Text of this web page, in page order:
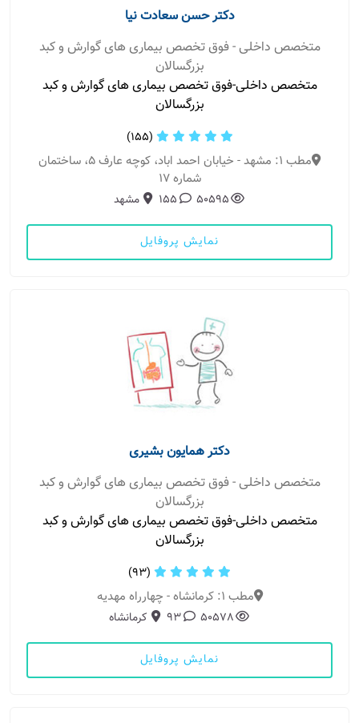
دکتر حسن سعادت نیا
متخصص داخلی - فوق تخصص بیماری های گوارش و کبد
بزرگسالان
متخصص داخلی-فوق تخصص بیماری های گوارش و کبد
بزرگسالان
(155)
مطب 1: مشهد - خیابان احمد اباد، کوچه عارف 5، ساختمان
شماره 17
50595
155 مشهد
نمایش پروفایل
دکتر همایون بشیری
متخصص داخلی - فوق تخصص بیماری های گوارش و کبد
بزرگسالان
متخصص داخلی-فوق تخصص بیماری های گوارش و کبد
بزرگسالان
(93)
مطب 1: کرمانشاه - چهارراه مهدیه
50578
93 کرمانشاه
نمایش پروفایل